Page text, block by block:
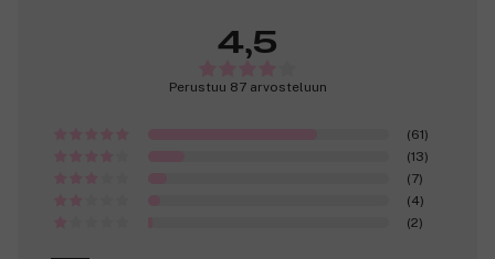
4,5
Perustuu 87 arvosteluun
(61)
(13)
(7)
(4)
(2)